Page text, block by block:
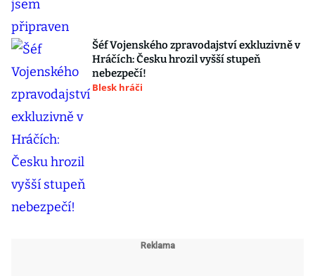
Šéf Vojenského zpravodajství exkluzivně v
Hráčích: Česku hrozil vyšší stupeň
nebezpečí!
Blesk hráči